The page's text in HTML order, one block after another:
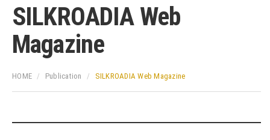
SILKROADIA Web
Magazine
HOME Publication SILKROADIA Web Magazine